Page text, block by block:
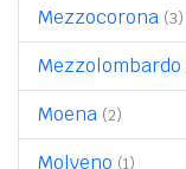
Mezzocorona (3)
Mezzolombardo
Moena (2)
Molveno (1)